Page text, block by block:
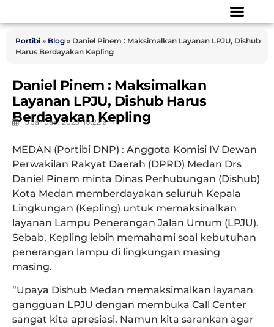
Portibi » Blog » Daniel Pinem : Maksimalkan Layanan LPJU, Dishub
Harus Berdayakan Kepling
Daniel Pinem : Maksimalkan
Layanan LPJU, Dishub Harus
Berdayakan Kepling
13 Januari, 2023 10:22 am
MEDAN (Portibi DNP) : Anggota Komisi IV Dewan
Perwakilan Rakyat Daerah (DPRD) Medan Drs
Daniel Pinem minta Dinas Perhubungan (Dishub)
Kota Medan memberdayakan seluruh Kepala
Lingkungan (Kepling) untuk memaksinalkan
layanan Lampu Penerangan Jalan Umum (LPJU).
Sebab, Kepling lebih memahami soal kebutuhan
penerangan lampu di lingkungan masing
masing.
“Upaya Dishub Medan memaksimalkan layanan
gangguan LPJU dengan membuka Call Center
sangat kita apresiasi. Namun kita sarankan agar